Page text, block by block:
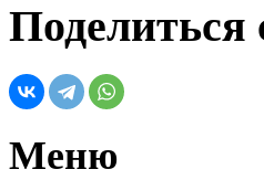
Поделиться
Меню